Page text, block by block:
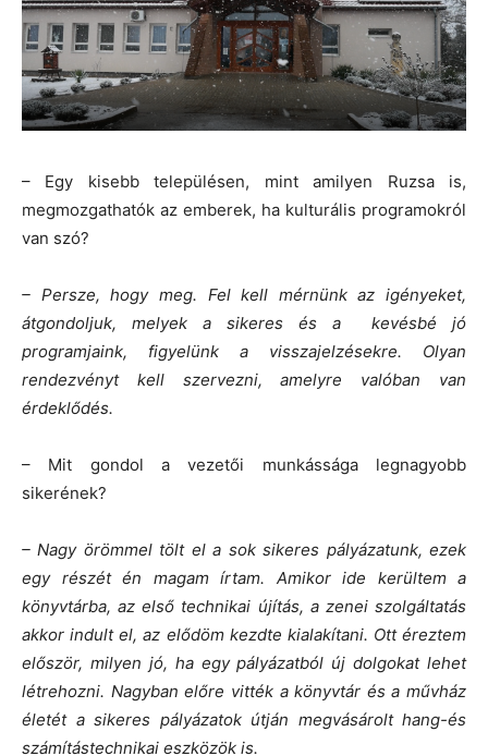
– Egy kisebb településen, mint amilyen Ruzsa is,
megmozgathatók az emberek, ha kulturális programokról
van szó?
– Persze, hogy meg. Fel kell mérnünk az igényeket,
átgondoljuk, melyek a sikeres és a kevésbé jó
programjaink, figyelünk a visszajelzésekre. Olyan
rendezvényt kell szervezni, amelyre valóban van
érdeklődés.
– Mit gondol a vezetői munkássága legnagyobb
sikerének?
– Nagy örömmel tölt el a sok sikeres pályázatunk, ezek
egy részét én magam írtam. Amikor ide kerültem a
könyvtárba, az első technikai újítás, a zenei szolgáltatás
akkor indult el, az elődöm kezdte kialakítani. Ott éreztem
először, milyen jó, ha egy pályázatból új dolgokat lehet
létrehozni. Nagyban előre vitték a könyvtár és a művház
életét a sikeres pályázatok útján megvásárolt hang-és
számítástechnikai eszközök is.